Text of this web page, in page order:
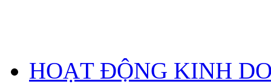
HOẠT ĐỘNG KINH